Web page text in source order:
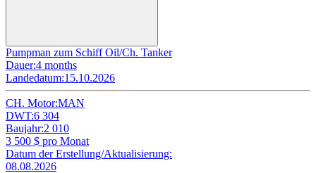
Pumpman zum Schiff Oil/Ch. Tanker
Dauer:4 months
Landedatum:15.10.2026
CH. Motor:MAN
DWT:6 304
Baujahr:2 010
3 500 $ pro Monat
Datum der Erstellung/Aktualisierung:
08.08.2026